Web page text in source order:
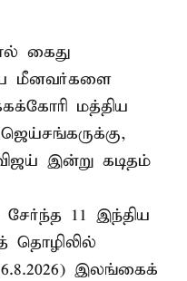
கைது
மீனவர்களை
மத்திய
ஜெய்சங்கருக்கு,
இன்று கடிதம்
சேர்ந்த 11 இந்திய
தொழிலில்
இலங்கைக்